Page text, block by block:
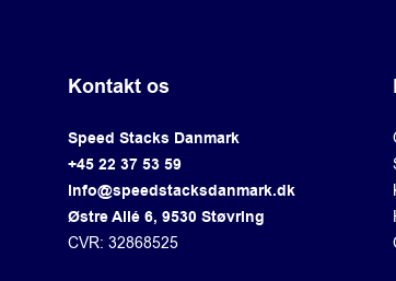
Kontakt os
Speed Stacks Danmark
+45 22 37 53 59
info@speedstacksdanmark.dk
Østre Allé 6, 9530 Støvring
CVR: 32868525